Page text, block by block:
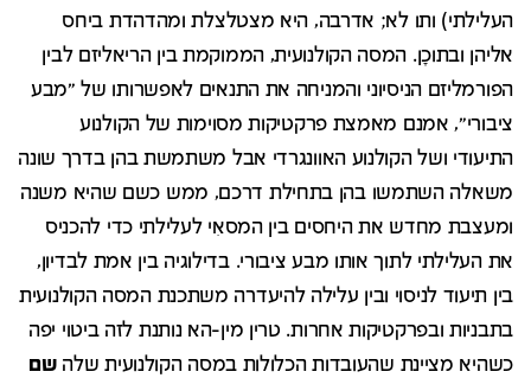
העלילתי) ותו לא; אדרבה, היא מצטלצלת ומהדהדת ביחס
אליהן ובתוכָן. המסה הקולנועית, הממוקמת בין הריאליזם לבין
הפורמליזם הניסיוני והמניחה את התנאים לאפשרותו של "מבע
ציבורי", אמנם מאמצת פרקטיקות מסוימות של הקולנוע
התיעודי ושל הקולנוע האוונגרדי אבל משתמשת בהן בדרך שונה
משאלה השתמשו בהן בתחילת דרכם, ממש כשם שהיא משנה
ומעצבת מחדש את היחסים בין המסאִי לעלילתי כדי להכניס
את העלילתי לתוך אותו מבע ציבורי. בדילוגיה בין אמת לבדיון,
בין תיעוד לניסוי ובין עלילה להיעדרה משתכנת המסה הקולנועית
בתבניות ובפרקטיקות אחרות. טרין מין-הא נותנת לזה ביטוי יפה
כשהיא מציינת שהעובדות הכלולות במסה הקולנועית שלהשם